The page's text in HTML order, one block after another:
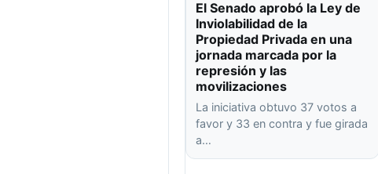
El Senado aprobó la Ley de
Inviolabilidad de la
Propiedad Privada en una
jornada marcada por la
represión y las
movilizaciones
La iniciativa obtuvo 37 votos a
favor y 33 en contra y fue girada
a…